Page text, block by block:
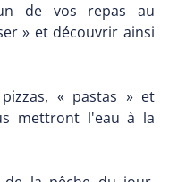
de vos repas au
» et découvrir ainsi
« pastas » et
mettront l'eau à la